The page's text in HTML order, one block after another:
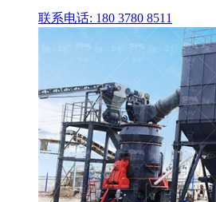
联系电话: 180 3780 8511